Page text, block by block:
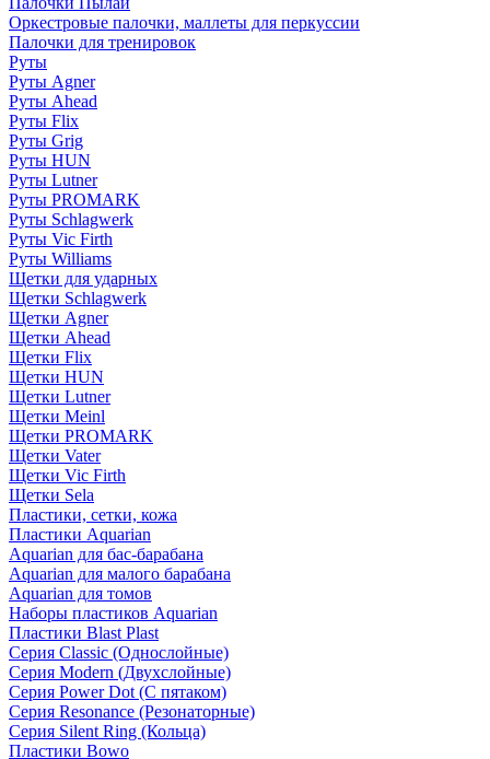
Оркестровые палочки, маллеты для перкуссии
Палочки для тренировок
Руты
Руты Agner
Руты Ahead
Руты Flix
Руты Grig
Руты HUN
Руты Lutner
Руты PROMARK
Руты Schlagwerk
Руты Vic Firth
Руты Williams
Щетки для ударных
Щетки Schlagwerk
Щетки Agner
Щетки Ahead
Щетки Flix
Щетки HUN
Щетки Lutner
Щетки Meinl
Щетки PROMARK
Щетки Vater
Щетки Vic Firth
Щетки Sela
Пластики, сетки, кожа
Пластики Aquarian
Aquarian для бас-барабана
Aquarian для малого барабана
Aquarian для томов
Наборы пластиков Aquarian
Пластики Blast Plast
Серия Classic (Однослойные)
Серия Modern (Двухслойные)
Серия Power Dot (С пятаком)
Серия Resonance (Резонаторные)
Серия Silent Ring (Кольца)
Пластики Bowo